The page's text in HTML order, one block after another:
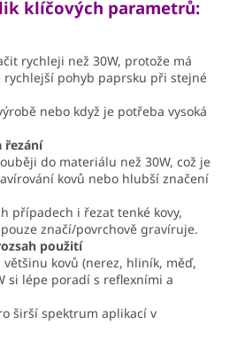
klíčových parametrů:
rychleji než 30W, protože má
rychlejší pohyb paprsku při stejné
nebo když je potřeba vysoká
řezání
do materiálu než 30W, což je
kovů nebo hlubší značení
případech i řezat tenké kovy,
značí/povrchově gravíruje.
použití
většinu kovů (nerez, hliník, měď,
si lépe poradí s reflexními a
širší spektrum aplikací v